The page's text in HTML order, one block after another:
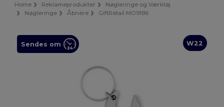
Home Reklameprodukter
Nøgleringe og Værktøj
Nøgleringe
Åbnere GiftRetail MO9186
W22
Sendes om